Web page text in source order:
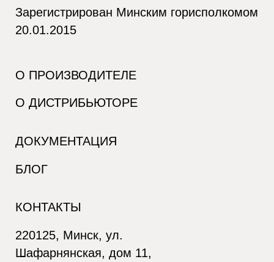
Зарегистрирован Минским горисполкомом
20.01.2015
О ПРОИЗВОДИТЕЛЕ
О ДИСТРИБЬЮТОРЕ
ДОКУМЕНТАЦИЯ
БЛОГ
КОНТАКТЫ
220125, Минск, ул.
Шафарнянская, дом 11,